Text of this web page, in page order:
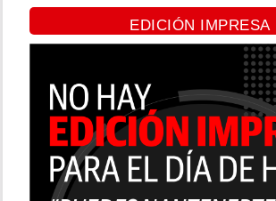
EDICIÓN IMPRESA